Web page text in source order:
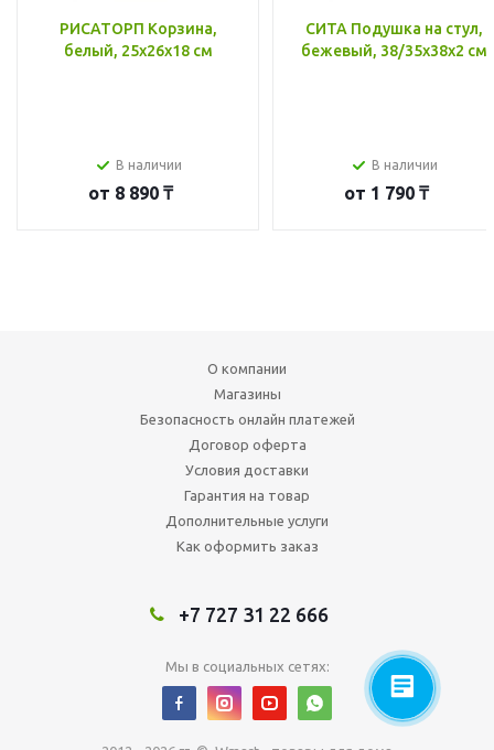
РИСАТОРП Корзина,
белый, 25x26x18 см
В наличии
от 8 890 ₸
СИТА Подушка на стул,
бежевый, 38/35x38x2 см
В наличии
от 1 790 ₸
О компании
Магазины
Безопасность онлайн платежей
Договор оферта
Условия доставки
Гарантия на товар
Дополнительные услуги
Как оформить заказ
+7 727 31 22 666
Мы в социальных сетях: